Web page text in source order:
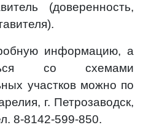
(доверенность,
информацию, а
со схемами
участков можно по
г. Петрозаводск,
8-8142-599-850.